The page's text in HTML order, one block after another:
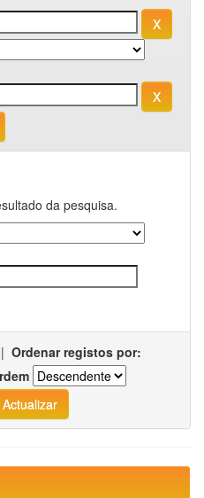
da pesquisa.
| Ordenar registos por: